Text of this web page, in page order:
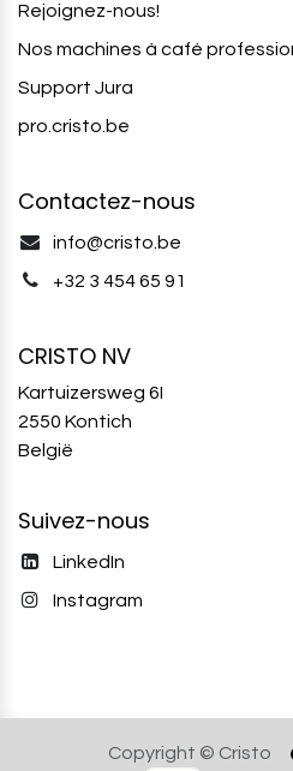
Rejoignez-nous!
Nos machines à café
Support Jura
pro.cristo.be
Contactez-nous
info@cristo.be
+32 3 454 65 91‬
CRISTO NV
Kartuizersweg 6I
2550 Kontich
België
Suivez-nous
LinkedIn
Instagram
Copyright © Cristo